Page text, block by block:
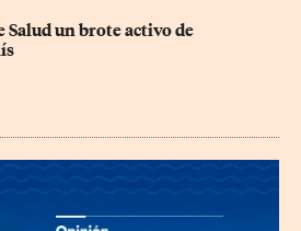
Salud un brote activo de